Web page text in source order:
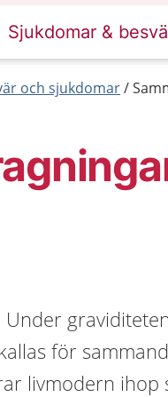
Sjukdomar &
och sjukdomar
för
livmodern ihop